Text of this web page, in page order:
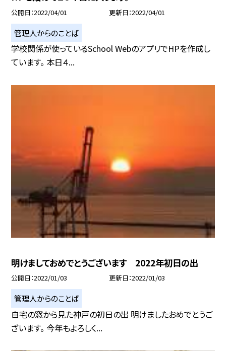
公開日 2022/04/01 更新日 2022/04/01
管理人からのことば
学校関係が使っているSchool WebのアプリでHPを作成し
ています。 本日４...
明けましておめでとうございます 2022年初日の出
公開日 2022/01/03 更新日 2022/01/03
管理人からのことば
自宅の窓から見た神戸の初日の出 明けましたおめでとうご
ざいます。 今年もよろしく...